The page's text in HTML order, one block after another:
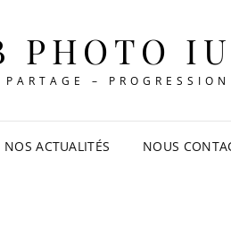
PHOTO
PARTAGE –
NOS ACTUALITÉS NOUS